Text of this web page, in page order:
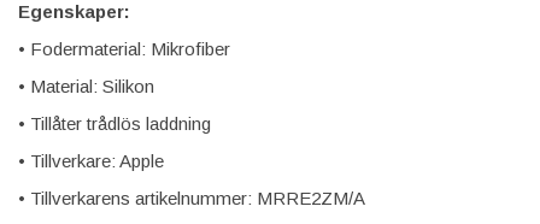
Egenskaper:
• Fodermaterial: Mikrofiber
• Material: Silikon
• Tillåter trådlös laddning
• Tillverkare: Apple
• Tillverkarens artikelnummer: MRRE2ZM/A